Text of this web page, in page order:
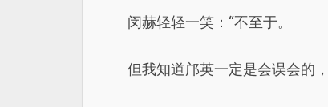
闵赫轻轻一笑：“不至于。
但我知道邝英一定是会误会的